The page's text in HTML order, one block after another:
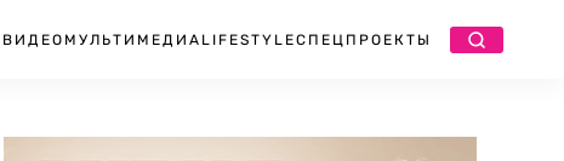
ВИДЕО МУЛЬТИМЕДИА LIFESTYLEСПЕЦПРОЕКТЫ